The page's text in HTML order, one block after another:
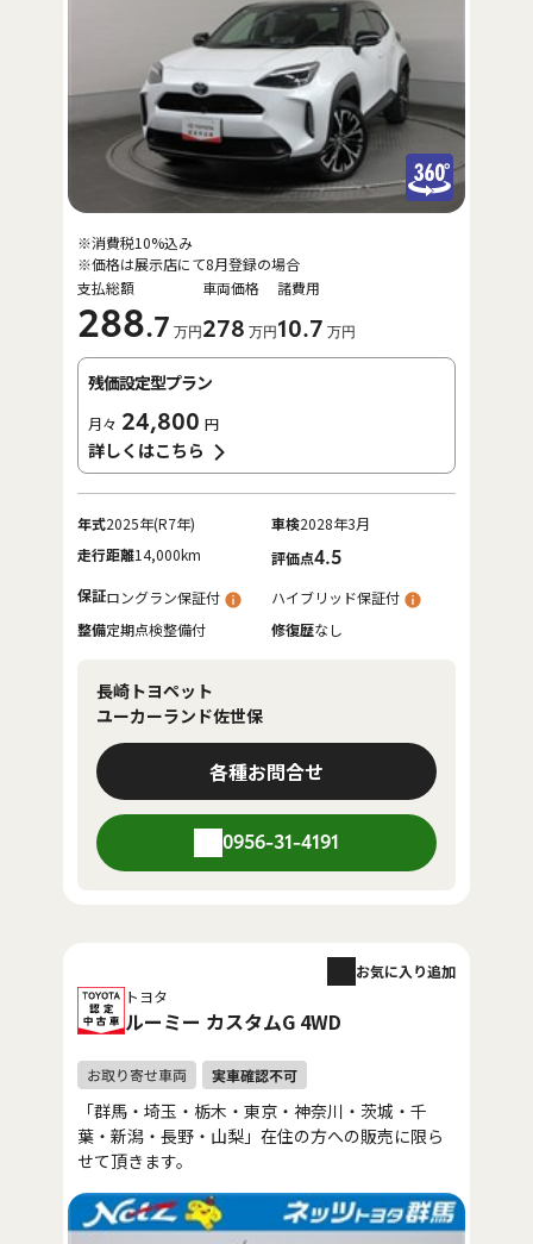
支払総額
288.7 万円
車両価格
278 万円
諸費用
10.7 万円
※消費税10%込み
※価格は展示店にて8月登録の場合
残価設定型プラン
月々 24,800 円
詳しくはこちら
年式2025年(R7年) 車検2028年3月
走行距離14,000km 評価点4.5
保証ロングラン保証付
ハイブリッド保証付
整備定期点検整備付 修復歴なし
長崎トヨペット
ユーカーランド佐世保
各種お問合せ
0956-31-4191
トヨタ
ルーミー カスタムG 4WD
お気に入り追加
「群馬・埼玉・栃木・東京・神奈川・茨城・千
葉・新潟・長野・山梨」在住の方への販売に限ら
せて頂きます。